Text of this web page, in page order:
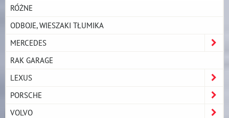
RÓŻNE
ODBOJE, WIESZAKI TŁUMIKA
MERCEDES
RAK GARAGE
LEXUS
PORSCHE
VOLVO